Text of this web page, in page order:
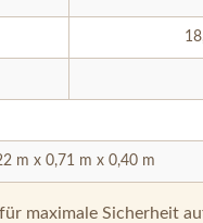
m x 0,71 m x 0,40 m
maximale Sicherheit